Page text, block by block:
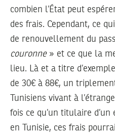
combien l’État peut
des frais. Cependant, ce
de renouvellement du
couronne» et ce que la
lieu. Là et a titre
de 30€ à 88€, un
Tunisiens vivant à
fois ce qu’un titulaire
en Tunisie, ces frais